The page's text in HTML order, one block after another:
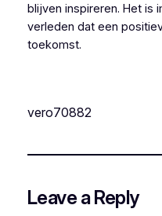
blijven inspireren. Het is
verleden dat een
toekomst.
vero70882
Leave a Reply